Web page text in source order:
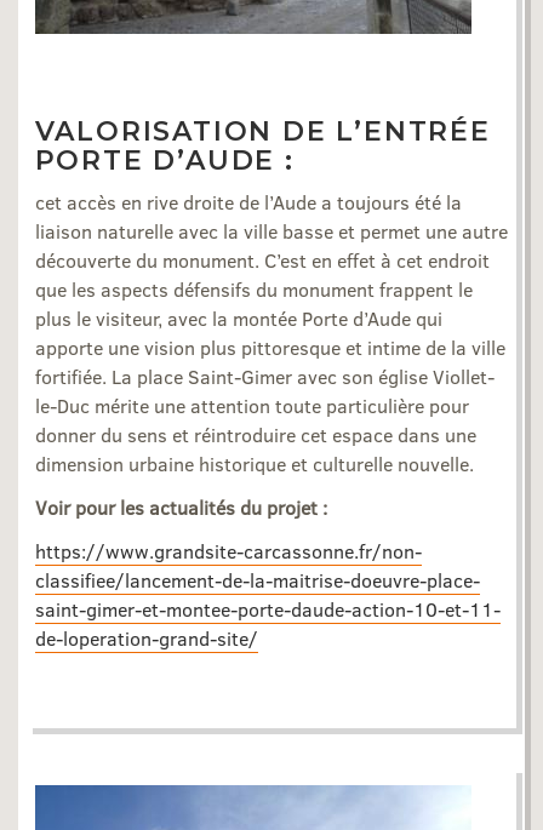
VALORISATION DE L’ENTRÉE
PORTE D’AUDE :
cet accès en rive droite de l’Aude a toujours été la
liaison naturelle avec la ville basse et permet une autre
découverte du monument. C’est en effet à cet endroit
que les aspects défensifs du monument frappent le
plus le visiteur, avec la montée Porte d’Aude qui
apporte une vision plus pittoresque et intime de la ville
fortifiée. La place Saint-Gimer avec son église Viollet-
le-Duc mérite une attention toute particulière pour
donner du sens et réintroduire cet espace dans une
dimension urbaine historique et culturelle nouvelle.
Voir pour les actualités du projet :
https://www.grandsite-carcassonne.fr/non-
classifiee/lancement-de-la-maitrise-doeuvre-place-
saint-gimer-et-montee-porte-daude-action-10-et-11-
de-loperation-grand-site/